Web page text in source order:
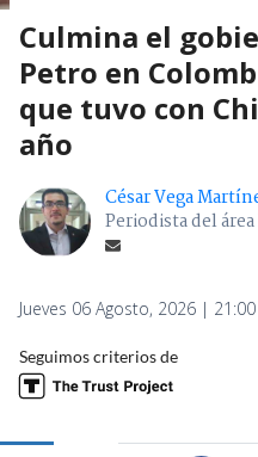
Culmina el
Petro en
que tuvo con
año
César Vega
Periodista del
Jueves 06 Agosto, 2026 | 21:00
Seguimos criterios de